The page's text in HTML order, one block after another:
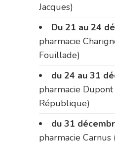
Jacques)
Du 21 au 24
pharmacie
Fouillade)
du 24 au 31
pharmacie
République)
du 31
pharmacie